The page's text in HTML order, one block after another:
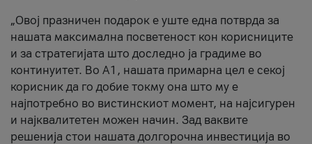
„Овој празничен подарок е уште една потврда за
нашата максимална посветеност кон корисниците
и за стратегијата што доследно ја градиме во
континуитет. Во А1, нашата примарна цел е секој
корисник да го добие токму она што му е
најпотребно во вистинскиот момент, на најсигурен
и најквалитетен можен начин. Зад ваквите
решенија стои нашата долгорочна инвестиција во